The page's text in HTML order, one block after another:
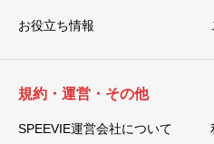
お役立ち情報
規約・運営・その他
SPEEVIE運営会社について